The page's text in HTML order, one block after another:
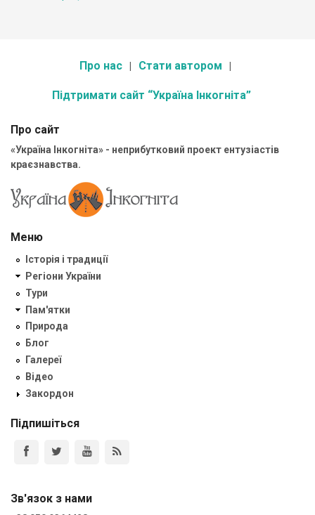
Про нас Стати автором
Підтримати сайт “Україна Інкогніта”
Про сайт
«Україна Інкогніта» - неприбутковий проект ентузіастів
краєзнавства.
Меню
Історія і традиції
Регіони України
Тури
Пам'ятки
Природа
Блог
Галереї
Відео
Закордон
Підпишіться
Зв'язок з нами